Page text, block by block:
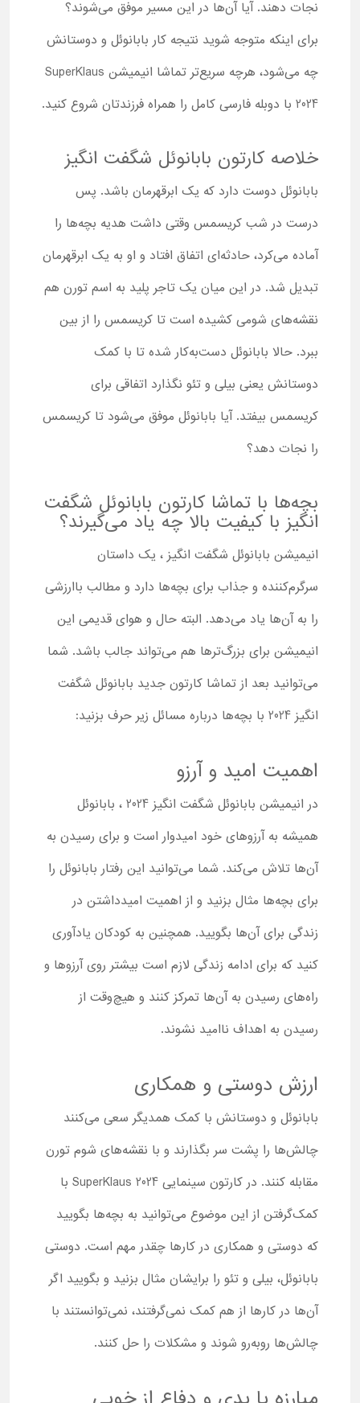
نجات دهند. آیا آن‌ها در این مسیر موفق ‌می‌شوند؟
برای اینکه متوجه شوید نتیجه کار بابانوئل و دوستانش
چه می‌شود، هرچه سریع‌تر تماشا انیمیشن SuperKlaus
2024 با دوبله فارسی کامل را همراه فرزندتان شروع کنید.
خلاصه کارتون بابانوئل شگفت انگیز
بابانوئل دوست دارد که یک ابرقهرمان باشد. پس
درست در شب کریسمس وقتی داشت هدیه‌ بچه‌ها را
آماده می‌کرد، حادثه‌ای اتفاق افتاد و او به یک ابرقهرمان
تبدیل شد. در این میان یک تاجر پلید به اسم تورن هم
نقشه‌های شومی کشیده است تا کریسمس را از بین
ببرد. حالا بابانوئل دست‌به‌کار شده تا با کمک
دوستانش یعنی بیلی و تئو نگذارد اتفاقی برای
کریسمس بیفتد. آیا بابانوئل موفق می‌شود تا کریسمس
را نجات دهد؟
بچه‌ها با تماشا کارتون بابانوئل شگفت
انگیز با کیفیت بالا چه یاد می‌گیرند؟
انیمیشن بابانوئل شگفت انگیز ، یک داستان
سرگرم‌کننده و جذاب برای بچه‌ها دارد و مطالب باارزشی
را به آن‌ها یاد می‌دهد. البته حال و هوای قدیمی این
انیمیشن برای بزرگ‌ترها هم می‌تواند جالب باشد. شما
می‌توانید بعد از تماشا کارتون جدید بابانوئل شگفت
انگیز 2024 با بچه‌ها درباره مسائل زیر حرف بزنید:
اهمیت امید و آرزو
در انیمیشن بابانوئل شگفت انگیز 2024 ، بابانوئل
همیشه به آرزوهای خود امیدوار است و برای رسیدن به
آن‌ها تلاش می‌کند. شما می‌توانید این رفتار بابانوئل را
برای بچه‌ها مثال بزنید و از اهمیت امیدداشتن در
زندگی برای آن‌ها بگویید. همچنین به کودکان یادآوری
کنید که برای ادامه زندگی لازم است بیشتر روی آرزوها و
راه‌های رسیدن به آن‌ها تمرکز کنند و هیچ‌وقت از
رسیدن به‌ اهداف ناامید نشوند.
ارزش دوستی و همکاری
بابانوئل و دوستانش با کمک همدیگر سعی می‌کنند
چالش‌ها را پشت سر بگذارند و با نقشه‌های شوم تورن
مقابله کنند. در کارتون سینمایی SuperKlaus 2024 با
کمک‌گرفتن از این موضوع می‌توانید به بچه‌ها بگویید
که دوستی و همکاری در کارها چقدر مهم است. دوستی
بابانوئل، بیلی و تئو را برایشان مثال بزنید و بگویید اگر
آن‌ها در کارها از هم کمک نمی‌گرفتند، نمی‌توانستند با
چالش‌ها روبه‌رو شوند و مشکلات را حل کنند.